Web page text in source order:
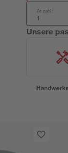
Anzahl:
Unsere